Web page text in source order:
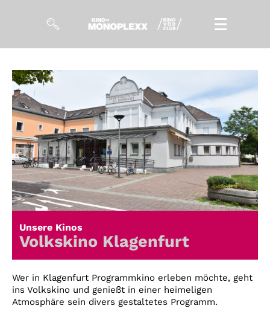
Magazin
Kuratierungen
Events
So geht’s
Filmpakete
Gutscheine
& Filmpässe
Account
Suche
Unsere Kinos
Volkskino Klagenfurt
Wer in Klagenfurt Programmkino erleben möchte, geht
ins Volkskino und genießt in einer heimeligen
Atmosphäre sein divers gestaltetes Programm.